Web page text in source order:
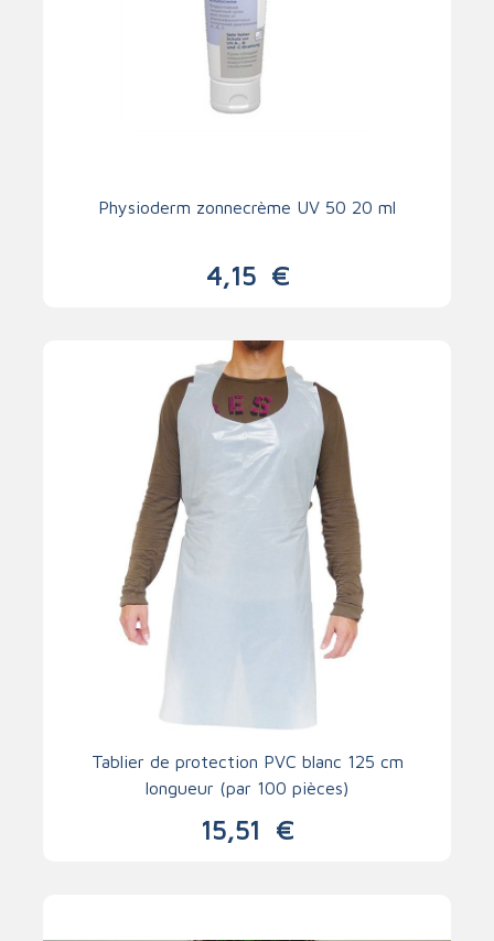
Physioderm zonnecrème UV 50 20 ml
4,15 €
Tablier de protection PVC blanc 125 cm
longueur (par 100 pièces)
15,51 €